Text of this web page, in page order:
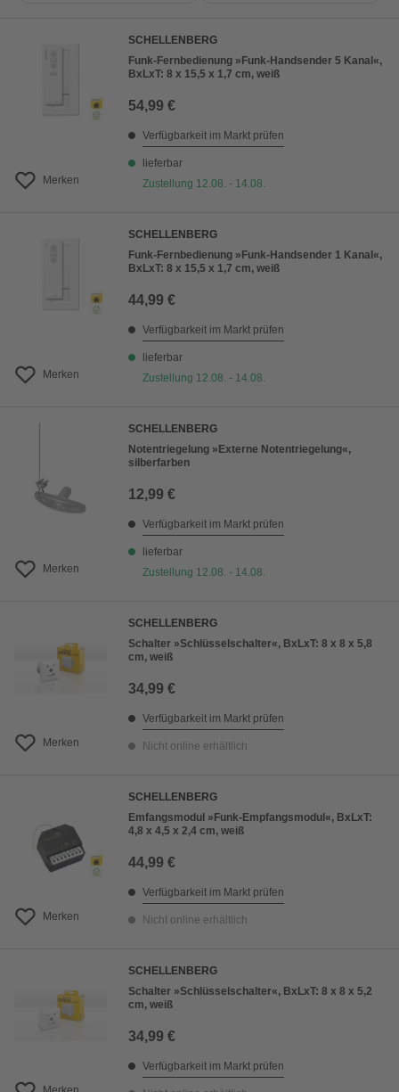
Preis aufsteigend
Bewertung
Merken
SCHELLENBERG
Funk-Fernbedienung »Funk-Handsender 5 Kanal«,
BxLxT: 8 x 15,5 x 1,7 cm, weiß
54,99 €
Verfügbarkeit im Markt prüfen
lieferbar
Zustellung 12.08. - 14.08.
Merken
SCHELLENBERG
Funk-Fernbedienung »Funk-Handsender 1 Kanal«,
BxLxT: 8 x 15,5 x 1,7 cm, weiß
44,99 €
Verfügbarkeit im Markt prüfen
lieferbar
Zustellung 12.08. - 14.08.
Merken
SCHELLENBERG
Notentriegelung »Externe Notentriegelung«,
silberfarben
12,99 €
Verfügbarkeit im Markt prüfen
lieferbar
Zustellung 12.08. - 14.08.
Merken
SCHELLENBERG
Schalter »Schlüsselschalter«, BxLxT: 8 x 8 x 5,8
cm, weiß
34,99 €
Verfügbarkeit im Markt prüfen
Nicht online erhältlich
Merken
SCHELLENBERG
Emfangsmodul »Funk-Empfangsmodul«, BxLxT:
4,8 x 4,5 x 2,4 cm, weiß
44,99 €
Verfügbarkeit im Markt prüfen
Nicht online erhältlich
SCHELLENBERG
Schalter »Schlüsselschalter«, BxLxT: 8 x 8 x 5,2
cm, weiß
34,99 €
Verfügbarkeit im Markt prüfen